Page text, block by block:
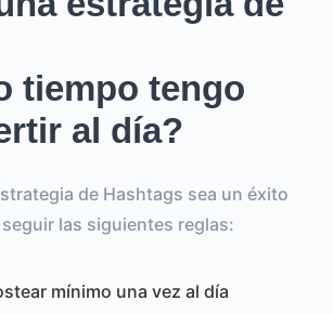
tiempo tengo
al día?
de Hashtags sea un éxito
las siguientes reglas:
mínimo una vez al día